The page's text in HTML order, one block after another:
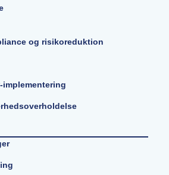
og risikoreduktion
implementering